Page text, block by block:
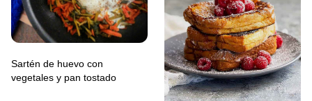
Sartén de huevo con
vegetales y pan tostado